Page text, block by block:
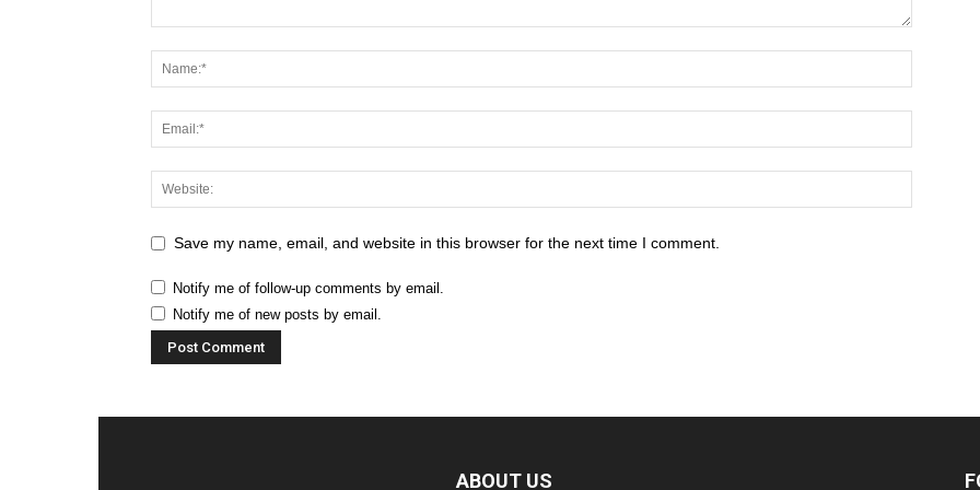
Save my name, email, and website in this browser for the next time I comment.
Notify me of follow-up comments by email.
Notify me of new posts by email.
ABOUT US